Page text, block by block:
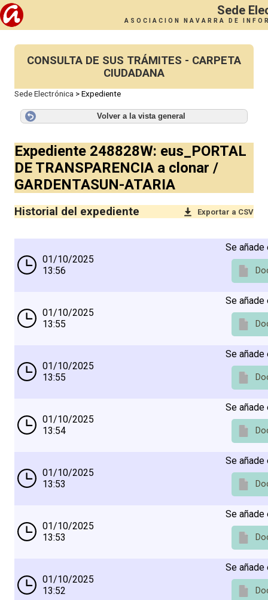
Sede
ASOCIACIÓN NAVARRA DE
CONSULTA DE SUS TRÁMITES - CARPETA
CIUDADANA
Sede Electrónica >Expediente
Volver a la vista general
Expediente 248828W: eus_PORTAL
DE TRANSPARENCIA a clonar /
GARDENTASUN-ATARIA
Exportar a CSV
Historial del expediente
01/10/2025
13:56
Se
01/10/2025
13:55
Se
01/10/2025
13:55
Se
01/10/2025
13:54
Se
01/10/2025
13:53
Se
01/10/2025
13:53
Se
01/10/2025
13:52
Se